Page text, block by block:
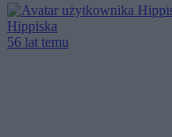
Hippiska
56 lat temu